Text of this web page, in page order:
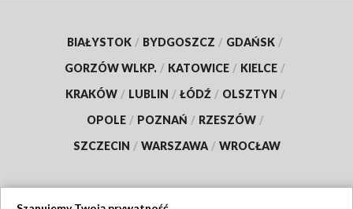
BIAŁYSTOK / BYDGOSZCZ / GDAŃSK /
GORZÓW WLKP. / KATOWICE / KIELCE /
KRAKÓW / LUBLIN / ŁÓDŹ / OLSZTYN /
OPOLE / POZNAŃ / RZESZÓW /
SZCZECIN / WARSZAWA / WROCŁAW